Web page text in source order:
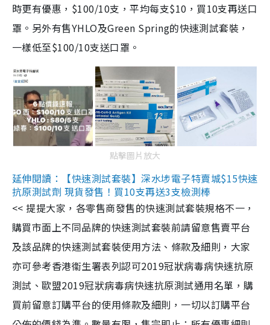
時更有優惠，$100/10支，平均每支$10，買10支再送口
罩。另外有售YHLO及Green Spring的快速測試套裝，
一樣低至$100/10支送口罩。
點擊圖片放大
延伸閱讀：【快速測試套裝】深水埗電子特賣城$15快速
抗原測試劑 現貨發售！買10支再送3支檢測棒
<< 提提大家，各零售商發售的快速測試套裝規格不一，
購買市面上不同品牌的快速測試套裝前請留意售賣平台
及該品牌的快速測試套裝使用方法、條款及細則，大家
亦可參考香港衞生署表列認可2019冠狀病毒病快速抗原
測試、歐盟2019冠狀病毒病快速抗原測試通用名單，購
買前留意訂購平台的使用條款及細則，一切以訂購平台